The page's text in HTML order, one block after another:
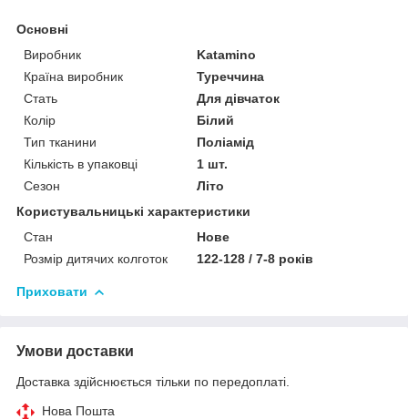
Основні
Виробник
Katamino
Країна виробник
Туреччина
Стать
Для дівчаток
Колір
Білий
Тип тканини
Поліамід
Кількість в упаковці
1 шт.
Сезон
Літо
Користувальницькі характеристики
Стан
Нове
Розмір дитячих колготок
122-128 / 7-8 років
Приховати
Умови доставки
Доставка здійснюється тільки по передоплаті.
Нова Пошта